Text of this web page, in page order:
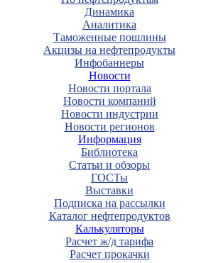
Динамика
Аналитика
Таможенные пошлины
Акцизы на нефтепродукты
Инфобаннеры
Новости
Новости портала
Новости компаний
Новости индустрии
Новости регионов
Информация
Библиотека
Статьи и обзоры
ГОСТы
Выставки
Подписка на рассылки
Каталог нефтепродуктов
Калькуляторы
Расчет ж/д тарифа
Расчет прокачки